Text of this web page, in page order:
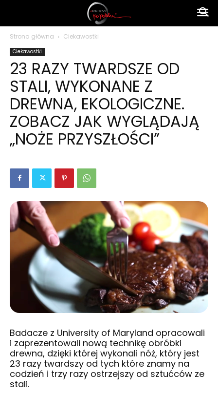
polsku
Strona główna Ciekawostki
Ciekawostki
23 RAZY TWARDSZE OD
STALI, WYKONANE Z
DREWNA, EKOLOGICZNE.
ZOBACZ JAK WYGLĄDAJĄ
„NOŻE PRZYSZŁOŚCI”
Badacze z University of Maryland opracowali
i zaprezentowali nową technikę obróbki
drewna, dzięki której wykonali nóż, który jest
23 razy twardszy od tych które znamy na
codzień i trzy razy ostrzejszy od sztućców ze
stali.